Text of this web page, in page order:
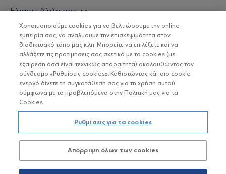
Τιμολογιακή Πολιτική
Δείτε τις πολιτικές μας
Βασικές Γνώσεις
Τα νέα μας
Χρήσιμοι σύνδεσμοι
Είμαστε δίπλα σας
H Eurobank Asset Management ΑΕΔΑΚ
Επενδυτική φιλοσοφία ESG
Πιστοποιημένα στελέχη και συνεργάτες
Αποστολή Βιογραφικών
ΟΙ ΟΣΕΚΑ ΔΕΝ ΕΧΟΥΝ ΕΓΓΥΗΜΕΝΗ ΑΠΟΔΟΣΗ ΚΑΙ ΟΙ
ΠΡΟΗΓΟΥΜΕΝΕΣ ΑΠΟΔΟΣΕΙΣ ΔΕΝ ΔΙΑΣΦΑΛΙΖΟΥΝ ΤΙΣ
ΜΕΛΛΟΝΤΙΚΕΣ
Copyright © Eurobank ΑΕΔΑΚ
Προστασία Προσωπικών Δεδομένων
Όροι χρήσης
Χρησιμοποιούμε cookies για να βελτιώσουμε την online
εμπειρία σας, να αναλύουμε την επισκεψιμότητα στον
διαδικτυακό τόπο μας κ.λπ. Μπορείτε να επιλέξετε και να
αλλάξετε τις προτιμήσεις σας σχετικά με τα cookies (με
εξαίρεση όσα είναι τεχνικώς απαραίτητα) ακολουθώντας τον
σύνδεσμο «Ρυθμίσεις cookies». Καθιστώντας κάποιο cookie
ενεργό δίνετε τη συγκατάθεσή σας για τη χρήση αυτού
σύμφωνα με τα προβλεπόμενα στην Πολιτική μας για τα
Cookies.
Ρυθμίσεις για τα cookies
Απόρριψη όλων των cookies